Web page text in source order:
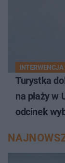
Turystka
na plaży w
odcinek